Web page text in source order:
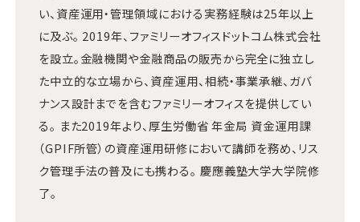
い、資産運用・管理領域における実務経験は25年以上
に及ぶ。 2019年、ファミリーオフィスドットコム株式会社
を設立。金融機関や金融商品の販売から完全に独立し
た中立的な立場から、資産運用、相続・事業承継、ガバ
ナンス設計までを含むファミリーオフィスを提供してい
る。 また2019年より、厚生労働省 年金局 資金運用課
（GPIF所管）の資産運用研修において講師を務め、リス
ク管理手法の普及にも携わる。 慶應義塾大学大学院修
了。